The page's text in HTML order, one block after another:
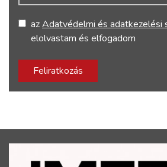
azAdatvédelmi és adatkezelési
elolvastam és elfogadom
Feliratkozás